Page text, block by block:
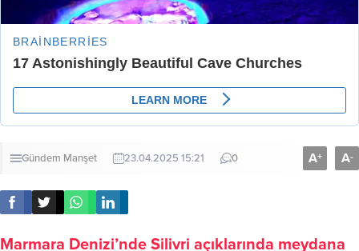
Gündem Manşet 23.04.2025 15:21 0 A+ A-
Marmara Denizi’nde Silivri açıklarında meydana